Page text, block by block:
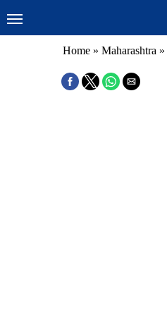
Home » Maharashtra »